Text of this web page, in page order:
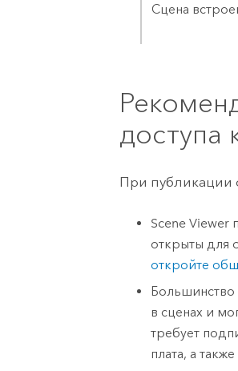
Сцена
доступа
При публикации
Scene Viewer
открыты для
откройте
Большинство
в сценах и
требует
плата, а также